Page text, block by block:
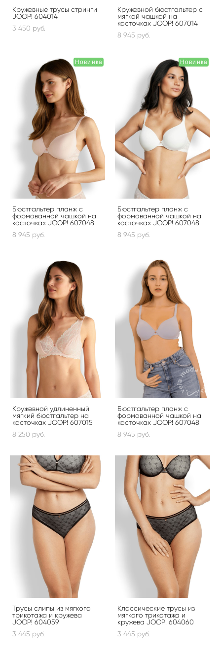
Кружевные трусы стринги
JOOP! 604014
3 450 pуб.
Кружевной бюстгальтер с
мягкой чашкой на
косточках JOOP! 607014
8 945 pуб.
Новинка
Бюстгальтер планж с
формованной чашкой на
косточках JOOP! 607048
8 945 pуб.
Новинка
Бюстгальтер планж с
формованной чашкой на
косточках JOOP! 607048
8 945 pуб.
Кружевной удлиненный
мягкий бюстгальтер на
косточках JOOP! 607015
8 250 pуб.
Бюстгальтер планж с
формованной чашкой на
косточках JOOP! 607048
8 945 pуб.
Трусы слипы из мягкого
трикотажа и кружева
JOOP! 604059
3 445 pуб.
Классические трусы из
мягкого трикотажа и
кружева JOOP! 604060
3 445 pуб.